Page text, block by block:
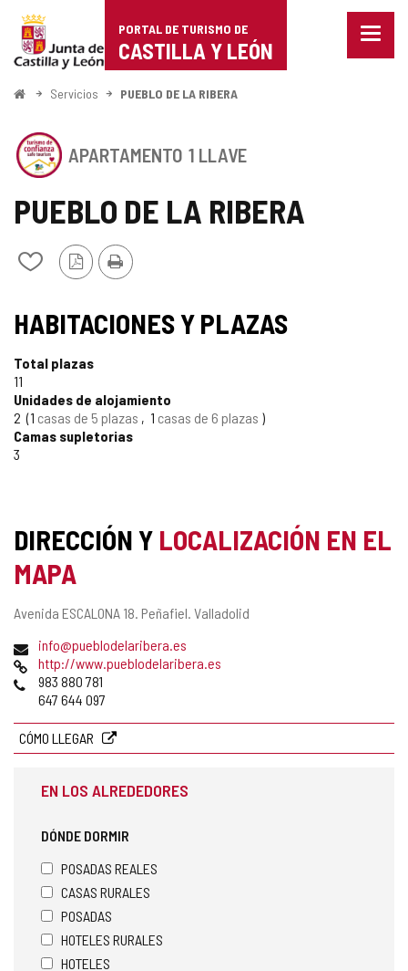
Portal
de
Turismo
de
Castilla
León
PORTAL DE TURISMO DE
CASTILLA Y LEÓN
Menu
InicioServicios PUEBLO DE LA RIBERA
PUEBLO DE LA RIBERA
Añadir/quitar
cuadernos
Versión
PDF
Imprimir
APARTAMENTO 1 LLAVE
SELLO
TURISMO
DE
CONFIANZA
establecimiento
el
DE
CONFIANZA
CASTILLA
LEÓN
HABITACIONES Y PLAZAS
Total plazas
11
Unidades de alojamiento
2
1 casas de 5 plazas 1 casas de 6 plazas
Camas supletorias
3
DIRECCIÓN Y LOCALIZACIÓN EN EL
MAPA
Dirección
Avenida ESCALONA 18. Peñafiel. Valladolid
Dirección
de
correo
electrónico
info@pueblodelaribera.es
Página
Web
http://www.pueblodelaribera.es
Teléfonos
983 880 781
647 644 097
CÓMO LLEGAR
EN LOS ALREDEDORES
DÓNDE DORMIR
POSADAS REALES
CASAS RURALES
POSADAS
HOTELES RURALES
HOTELES